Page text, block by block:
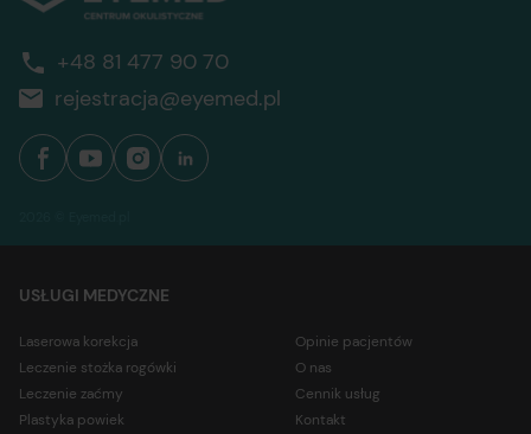
+48 81 477 90 70
rejestracja@eyemed.pl
USŁUGI MEDYCZNE
Laserowa korekcja
Leczenie stożka rogówki
Leczenie zaćmy
Plastyka powiek
Opinie pacjentów
O nas
Cennik usług
Kontakt